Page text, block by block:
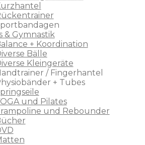
& Gymnastik
+ Koordination
Bälle
Kleingeräte
/ Fingerhantel
+ Tubes
und Pilates
und Rebounder